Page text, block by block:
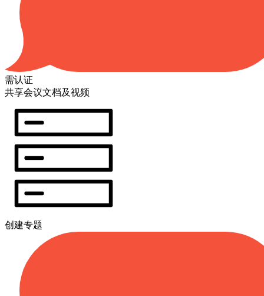
需认证
共享会议文档及视频
创建专题